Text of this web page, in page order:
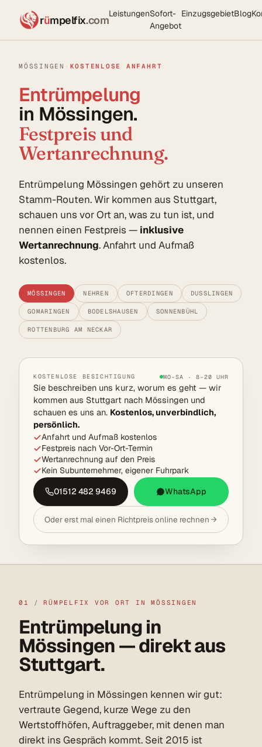
rümpelfix.comLeistungenSofort-
Angebot
EinzugsgebietBlog
MÖSSINGEN · KOSTENLOSE ANFAHRT
Entrümpelung
in Mössingen.
Festpreis und
Wertanrechnung.
Entrümpelung Mössingen gehört zu unseren
Stamm-Routen. Wir kommen aus Stuttgart,
schauen uns vor Ort an, was zu tun ist, und
nennen einen Festpreis — inklusive
Wertanrechnung. Anfahrt und Aufmaß
kostenlos.
MÖSSINGEN NEHREN OFTERDINGEN DUSSLINGEN
GOMARINGEN BODELSHAUSEN SONNENBÜHL
ROTTENBURG AM NECKAR
KOSTENLOSE BESICHTIGUNG MO–SA · 8–20 UHR
Sie beschreiben uns kurz, worum es geht — wir
kommen aus Stuttgart nach Mössingen und
schauen es uns an. Kostenlos, unverbindlich,
persönlich.
Anfahrt und Aufmaß kostenlos
Festpreis nach Vor-Ort-Termin
Wertanrechnung auf den Preis
Kein Subunternehmer, eigener Fuhrpark
01512 482 9469
WhatsApp
Oder erst mal einen Richtpreis online rechnen
01 / RÜMPELFIX VOR ORT IN MÖSSINGEN
Entrümpelung in
Mössingen — direkt aus
Stuttgart.
Entrümpelung in Mössingen kennen wir gut:
vertraute Gegend, kurze Wege zu den
Wertstoffhöfen, Auftraggeber, mit denen man
direkt ins Gespräch kommt. Seit 2015 ist